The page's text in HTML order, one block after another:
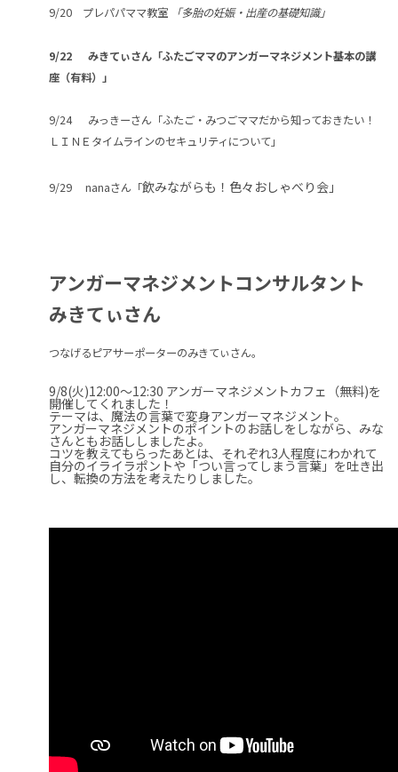
9/20 プレパパママ教室 「多胎の妊娠・出産の基礎知識」
9/22 みきてぃさん「ふたごママのアンガーマネジメント基本の講
座（有料）」
9/24 みっきーさん「ふたご・みつごママだから知っておきたい！
ＬＩＮＥタイムラインのセキュリティについて」
9/29 nanaさん「飲みながらも！色々おしゃべり会」
アンガーマネジメントコンサルタント
みきてぃさん
つなげるピアサーポーターのみきてぃさん。
9/8(火)12:00～12:30 アンガーマネジメントカフェ（無料)を
開催してくれました！
テーマは、魔法の言葉で変身アンガーマネジメント。
アンガーマネジメントのポイントのお話しをしながら、みな
さんともお話ししましたよ。
コツを教えてもらったあとは、それぞれ3人程度にわかれて
自分のイライラポントや「つい言ってしまう言葉」を吐き出
し、転換の方法を考えたりしました。